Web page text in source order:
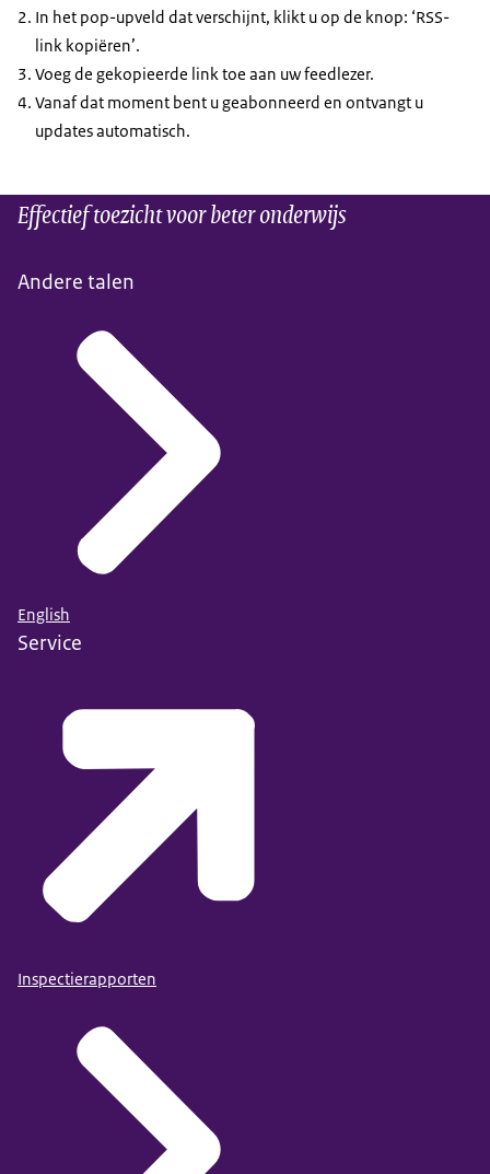
In het pop-upveld dat verschijnt, klikt u op de knop: ‘RSS-
link kopiëren’.
Voeg de gekopieerde link toe aan uw feedlezer.
Vanaf dat moment bent u geabonneerd en ontvangt u
updates automatisch.
Effectief toezicht voor beter onderwijs
Andere talen
English
Service
Inspectierapporten